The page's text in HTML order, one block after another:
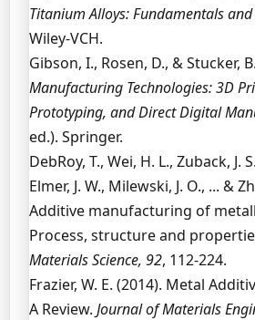
Titanium Alloys: Fundamentals
Wiley-VCH.
Gibson, I., Rosen, D., & Stucker,
Manufacturing Technologies: 3D
Prototyping, and Direct Digital
ed.). Springer.
DebRoy, T., Wei, H. L., Zuback, J.
Elmer, J. W., Milewski, J. O., ... &
Additive manufacturing of
Process, structure and
Materials Science, 92, 112-224.
Frazier, W. E. (2014). Metal
A Review. Journal of Materials